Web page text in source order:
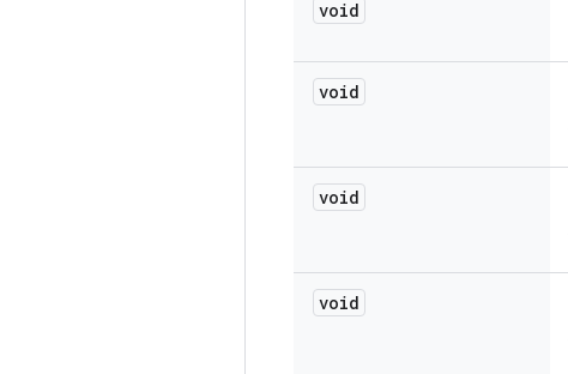
void
void
void
void